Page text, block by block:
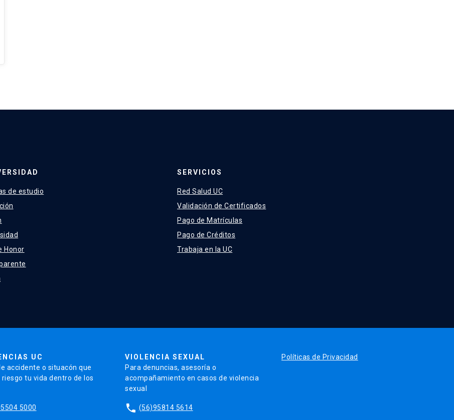
de estudio
Honor
SERVICIOS
Red Salud UC
Validación de Certificados
Pago de Matrículas
Pago de Créditos
Trabaja en la UC
UC
accidente o situacón que
riesgo tu vida dentro de los
5000
VIOLENCIA SEXUAL
Para denuncias, asesoría o
acompañamiento en casos de violencia
sexual
phone (56)95814 5614
Políticas de Privacidad